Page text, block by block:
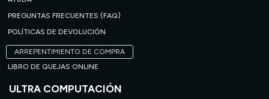
PREGUNTAS FRECUENTES (FAQ)
POLÍTICAS DE DEVOLUCIÓN
ARREPENTIMIENTO DE COMPRA
LIBRO DE QUEJAS ONLINE
ULTRA COMPUTACIÓN